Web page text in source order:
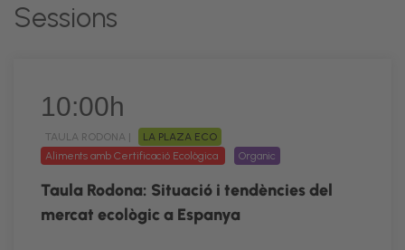
Sessions
10:00h
TAULA RODONA |
LA PLAZA ECO
Aliments amb Certificació Ecològica
Organic
Taula Rodona: Situació i tendències del
mercat ecològic a Espanya